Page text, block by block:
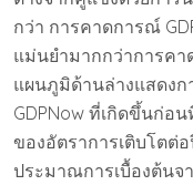
กว่า การคาดการณ์
แม่นยำมากกว่าการค
แผนภูมิด้านล่างแสดง
GDPNow ที่เกิดขึ้นก่อ
ของอัตราการเติบโตต่
ประมาณการเบื้องต้นจ